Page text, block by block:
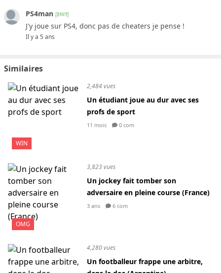
PS4man [8f4!f]
J'y joue sur PS4, donc pas de cheaters je pense !
Il y a 5 ans
Similaires
WIN
2,484 vues
Un étudiant joue au dur avec ses
profs de sport
11 mois 0 com
OMG
3,823 vues
Un jockey fait tomber son
adversaire en pleine course (France)
3 ans 6 com
4,280 vues
Un footballeur frappe une arbitre,